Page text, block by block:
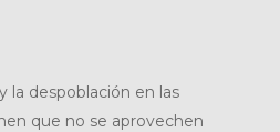
la despoblación en las
que no se aprovechen